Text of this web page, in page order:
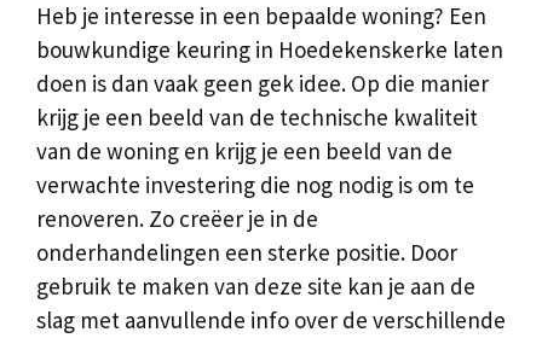
Heb je interesse in een bepaalde woning? Een
bouwkundige keuring in Hoedekenskerke laten
doen is dan vaak geen gek idee. Op die manier
krijg je een beeld van de technische kwaliteit
van de woning en krijg je een beeld van de
verwachte investering die nog nodig is om te
renoveren. Zo creëer je in de
onderhandelingen een sterke positie. Door
gebruik te maken van deze site kan je aan de
slag met aanvullende info over de verschillende